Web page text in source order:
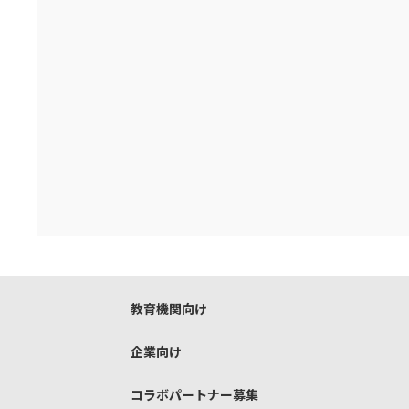
教育機関向け
企業向け
コラボパートナー募集